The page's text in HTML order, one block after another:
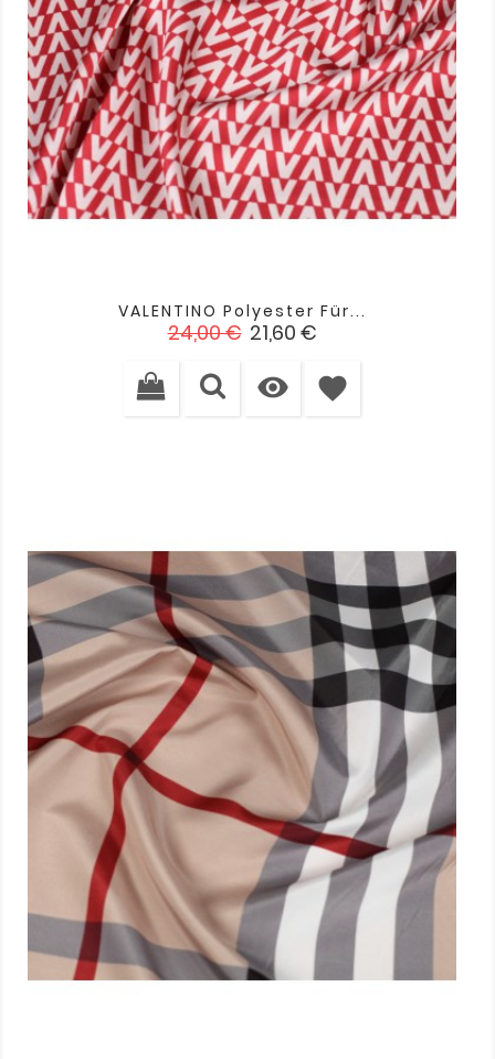
VALENTINO Polyester Für...
Verkaufspreis
24,00 € Preis
21,60 €
 favorite